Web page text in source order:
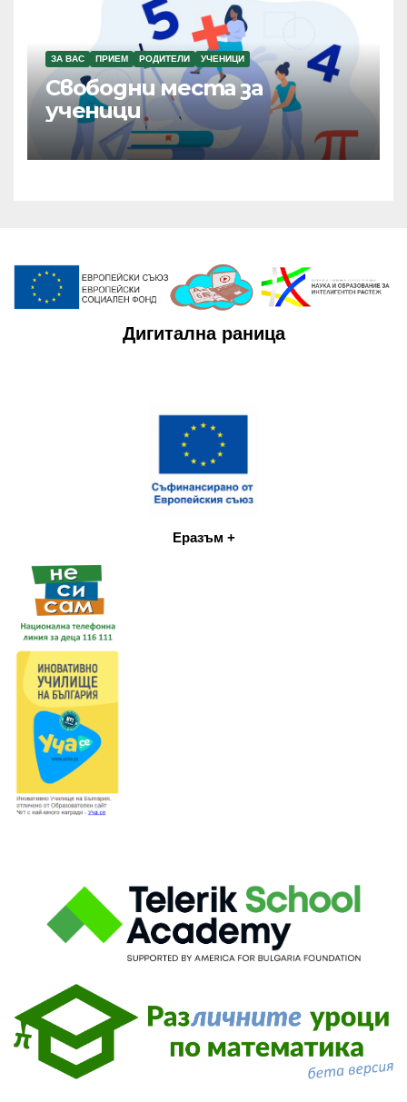
ЗА ВАС ПРИЕМ РОДИТЕЛИ УЧЕНИЦИ
Свободни места за
ученици
Дигитална раница
Еразъм +